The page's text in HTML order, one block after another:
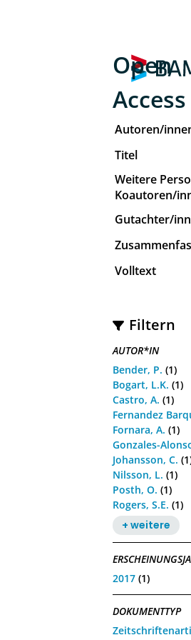
Open
Access
Autoren/
Titel
Weitere
Koautoren/
Gutachter/
Volltext
Filtern
AUTOR*IN
Bender, P. (1)
Bogart, L.K. (1)
Castro, A. (1)
Fernandez
Fornara, A. (1)
Gonzales-
Johansson, C.
Nilsson, L. (1)
Posth, O. (1)
Rogers, S.E. (1)
+ weitere
2017 (1)
DOKUMENTTYP